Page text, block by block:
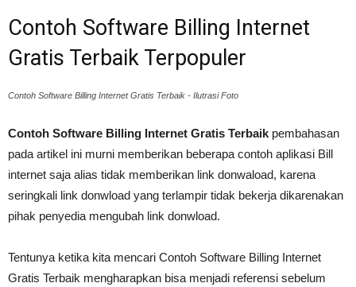
Contoh Software Billing Internet
Gratis Terbaik Terpopuler
Contoh Software Billing Internet Gratis Terbaik - Ilutrasi Foto
Contoh Software Billing Internet Gratis Terbaik pembahasan
pada artikel ini murni memberikan beberapa contoh aplikasi Bill
internet saja alias tidak memberikan link donwaload, karena
seringkali link donwload yang terlampir tidak bekerja dikarenakan
pihak penyedia mengubah link donwload.
Tentunya ketika kita mencari Contoh Software Billing Internet
Gratis Terbaik mengharapkan bisa menjadi referensi sebelum